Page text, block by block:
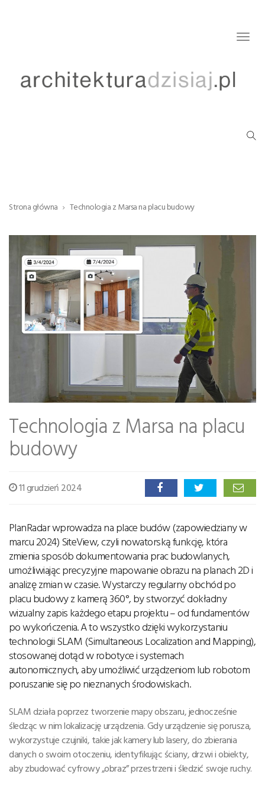
Strona główna Technologia z Marsa na placu budowy
Technologia z Marsa na placu
budowy
11 grudzień 2024
PlanRadar wprowadza na place budów (zapowiedziany w
marcu 2024) SiteView, czyli nowatorską funkcję, która
zmienia sposób dokumentowania prac budowlanych,
umożliwiając precyzyjne mapowanie obrazu na planach 2D i
analizę zmian w czasie. Wystarczy regularny obchód po
placu budowy z kamerą 360°, by stworzyć dokładny
wizualny zapis każdego etapu projektu – od fundamentów
po wykończenia. A to wszystko dzięki wykorzystaniu
technologii SLAM (Simultaneous Localization and Mapping),
stosowanej dotąd w robotyce i systemach
autonomicznych, aby umożliwić urządzeniom lub robotom
poruszanie się po nieznanych środowiskach.
SLAM działa poprzez tworzenie mapy obszaru, jednocześnie
śledząc w nim lokalizację urządzenia. Gdy urządzenie się porusza,
wykorzystuje czujniki, takie jak kamery lub lasery, do zbierania
danych o swoim otoczeniu, identyfikując ściany, drzwi i obiekty,
aby zbudować cyfrowy „obraz” przestrzeni i śledzić swoje ruchy.